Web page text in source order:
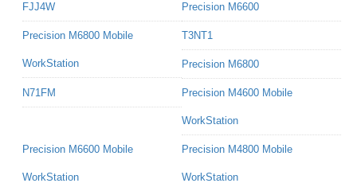
FJJ4W Precision M6600
Precision M6800 Mobile
WorkStation
T3NT1
Precision M6800
N71FM Precision M4600 Mobile
WorkStation
Precision M6600 Mobile
WorkStation
Precision M4800 Mobile
WorkStation